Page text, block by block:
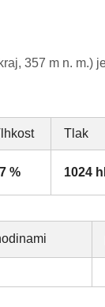
357 m n. m.)
Tlak
% 1024